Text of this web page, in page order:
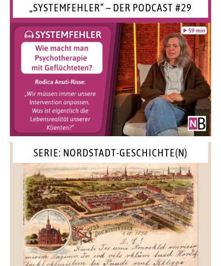
„SYSTEMFEHLER“ – DER PODCAST #29
SERIE: NORDSTADT-GESCHICHTE(N)